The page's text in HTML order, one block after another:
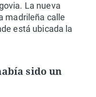
La nueva
madrileña calle
está ubicada la
sido un